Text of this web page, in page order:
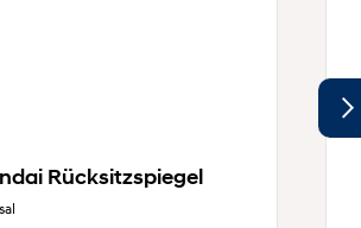
Rücksitzspiegel